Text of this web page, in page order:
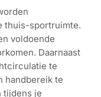
thuis-sportruimte.
voldoende
Daarnaast
te
handbereik te
tijdens je